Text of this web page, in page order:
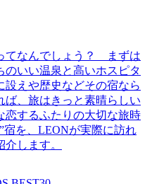
てなんでしょう？ まずは
いい温泉と高いホスピタ
設えや歴史などその宿なら
ば、旅はきっと素晴らしい
恋するふたりの大切な旅時
宿を、LEONが実際に訪れ
します。